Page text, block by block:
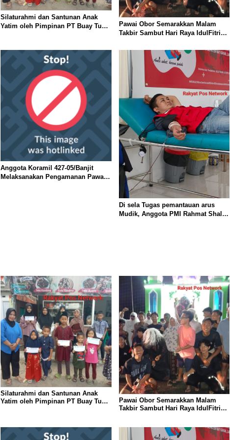
Silaturahmi dan Santunan Anak
Yatim oleh Pimpinan PT Buay Tumi
Pawai Obor Semarakkan Malam
Takbir Sambut Hari Raya IdulFitri
Simpang Asam, Kecamatan Banjit
Anggota Koramil 427-05/Banjit
Melaksanakan Pengamanan Pawai
Di sela Tugas pemantauan arus
Mudik, Anggota PMI Rahmat Shali
Silaturahmi dan Santunan Anak
Yatim oleh Pimpinan PT Buay Tumi
Pawai Obor Semarakkan Malam
Takbir Sambut Hari Raya IdulFitri